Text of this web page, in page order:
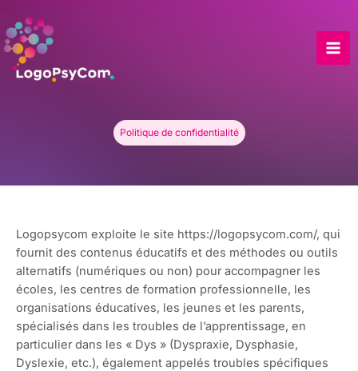
to
content
Politique de confidentialité
Logopsycom exploite le site https://logopsycom.com/, qui
fournit des contenus éducatifs et des méthodes ou outils
alternatifs (numériques ou non) pour accompagner les
écoles, les centres de formation professionnelle, les
organisations éducatives, les jeunes et les parents,
spécialisés dans les troubles de l’apprentissage, en
particulier dans les « Dys » (Dyspraxie, Dysphasie,
Dyslexie, etc.), également appelés troubles spécifiques